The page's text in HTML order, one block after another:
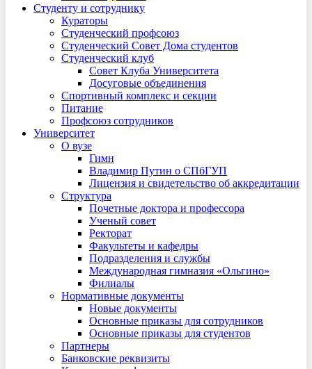
Студенту и сотруднику
Кураторы
Студенческий профсоюз
Студенческий Совет Дома студентов
Студенческий клуб
Совет Клуба Университета
Досуговые объединения
Спортивный комплекс и секции
Питание
Профсоюз сотрудников
Университет
О вузе
Гимн
Владимир Путин о СПбГУП
Лицензия и свидетельство об аккредитации
Структура
Почетные доктора и профессора
Ученый совет
Ректорат
Факультеты и кафедры
Подразделения и службы
Международная гимназия «Ольгино»
Филиалы
Нормативные документы
Новые документы
Основные приказы для сотрудников
Основные приказы для студентов
Партнеры
Банковские реквизиты